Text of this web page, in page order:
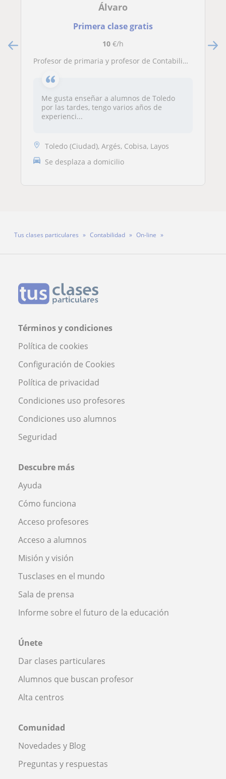
Álvaro
Primera clase gratis
10€/h
Profesor de primaria y profesor de Contabilidad y Economía o fundamentos de economía para ESO/Bachillerato y FP
Me gusta enseñar a alumnos de Toledo
por las tardes, tengo varios años de
experienci...
Toledo (Ciudad), Argés, Cobisa, Layos
Se desplaza a domicilio
Tus clases particulares Contabilidad
On-line
Términos y condiciones
Política de cookies
Configuración de Cookies
Política de privacidad
Condiciones uso profesores
Condiciones uso alumnos
Seguridad
Descubre más
Ayuda
Cómo funciona
Acceso profesores
Acceso a alumnos
Misión y visión
Tusclases en el mundo
Sala de prensa
Informe sobre el futuro de la educación
Únete
Dar clases particulares
Alumnos que buscan profesor
Alta centros
Comunidad
Novedades y Blog
Preguntas y respuestas